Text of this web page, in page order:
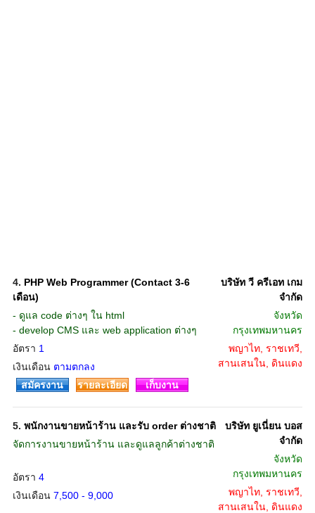
4. PHP Web Programmer (Contact 3-6
เดือน)
- ดูแล code ต่างๆ ใน html
- develop CMS และ web application ต่างๆ
อัตรา 1
เงินเดือน ตามตกลง
บริษัท วี ครีเอท เกม
จำกัด
จังหวัด
กรุงเทพมหานคร
พญาไท, ราชเทวี,
สานเสนใน, ดินแดง
สมัครงาน
รายละเอียด เก็บงาน
5. พนักงานขายหน้าร้าน และรับ order ต่างชาติ
จัดการงานขายหน้าร้าน และดูแลลูกค้าต่างชาติ
อัตรา 4
เงินเดือน 7,500 - 9,000
บริษัท ยูเนี่ยน บอส
จำกัด
จังหวัด
กรุงเทพมหานคร
พญาไท, ราชเทวี,
สานเสนใน, ดินแดง